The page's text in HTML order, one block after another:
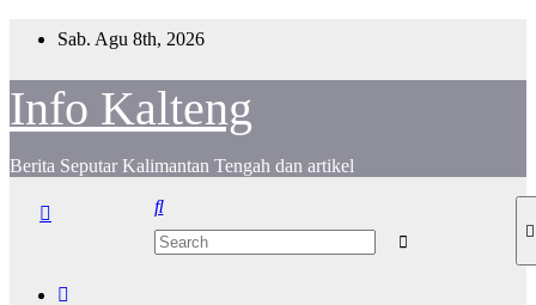
Sab. Agu 8th, 2026
Info Kalteng
Berita Seputar Kalimantan Tengah dan artikel